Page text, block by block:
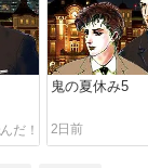
鬼の夏休み5
2日前